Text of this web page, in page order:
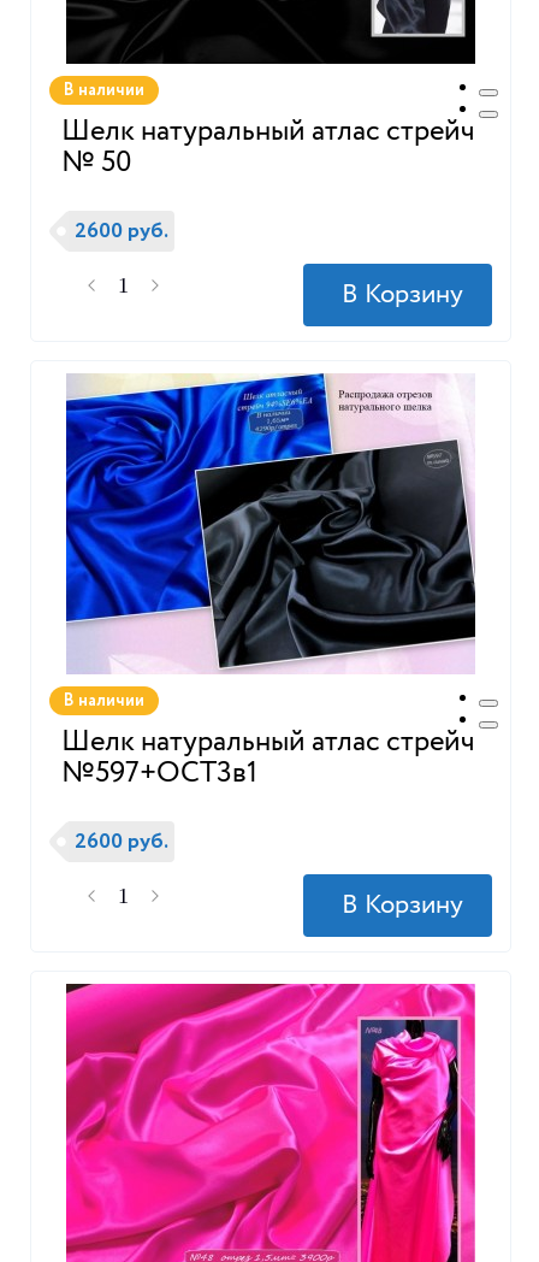
В наличии
Шелк натуральный атлас стрейч
№ 50
2600 руб.
В наличии
Шелк натуральный атлас стрейч
№597+ОСТ3в1
2600 руб.